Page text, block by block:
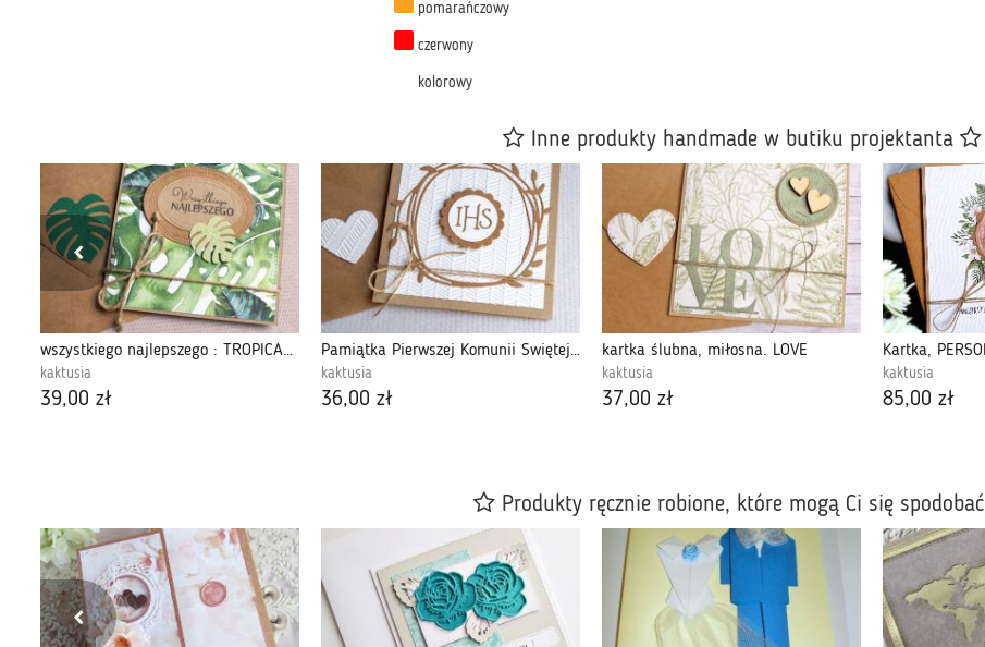
pomarańczowy
czerwony
kolorowy
Inne produkty handmade w butiku projektanta
wszystkiego najlepszego : TROPICAL COLLECTION
kaktusia
39,00 zł
Pamiątka Pierwszej Komunii Świętej :: biel
kaktusia
36,00 zł
kartka ślubna, miłosna. LOVE
kaktusia
37,00 zł
kaktusia
85,00 zł
Produkty ręcznie robione, które mogą Ci się spodobać